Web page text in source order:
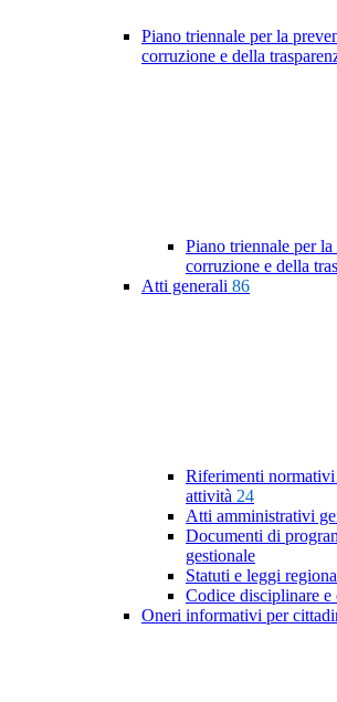
Piano triennale per la
corruzione e della
Piano triennale per
corruzione e della
Atti generali 86
Riferimenti normativi
attività 24
Atti amministrativi
Documenti di
gestionale
Statuti e leggi
Codice disciplinare e
Oneri informativi per